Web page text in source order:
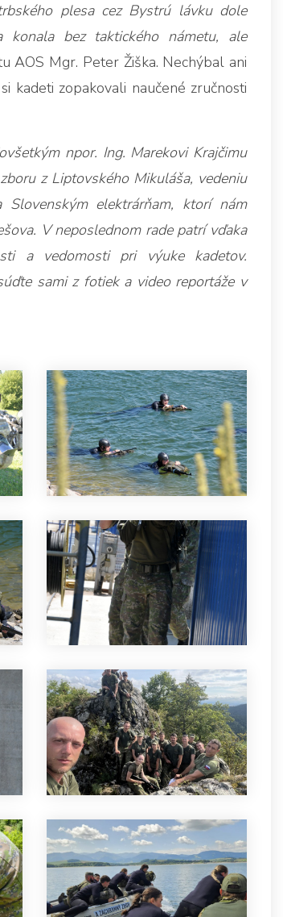
plesa cez Bystrú lávku dole
bez taktického námetu, ale
AOS Mgr. Peter Žiška. Nechýbal ani
kadeti zopakovali naučené zručnosti
npor. Ing. Marekovi Krajčimu
z Liptovského Mikuláša, vedeniu
Slovenským elektrárňam, ktorí nám
V neposlednom rade patrí vďaka
a vedomosti pri výuke kadetov.
sami z fotiek a video reportáže v